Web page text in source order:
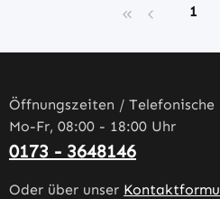
Seite
1
Öffnungszeiten /
Mo-Fr, 08:00 - 18:00 Uhr
0173 - 3648146
Oder über unser